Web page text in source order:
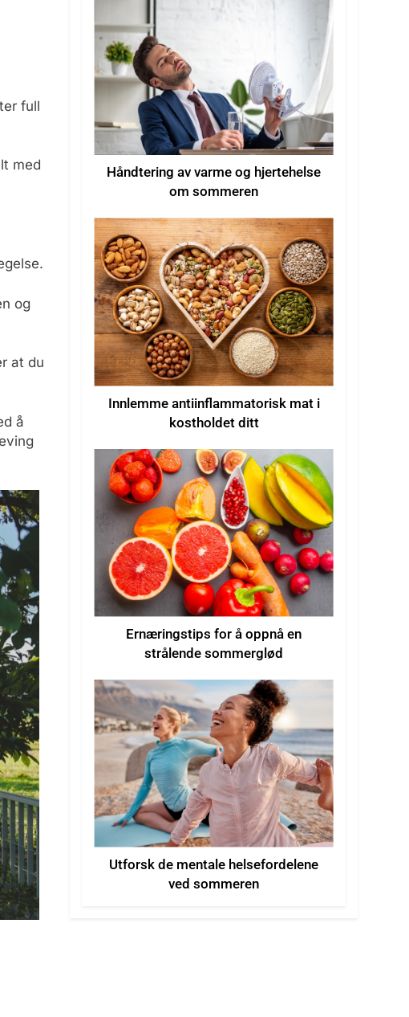
full
med
og
at du
å
Håndtering av varme og hjertehelse
om sommeren
Innlemme antiinflammatorisk mat i
kostholdet ditt
Ernæringstips for å oppnå en
strålende sommerglød
Utforsk de mentale helsefordelene
ved sommeren